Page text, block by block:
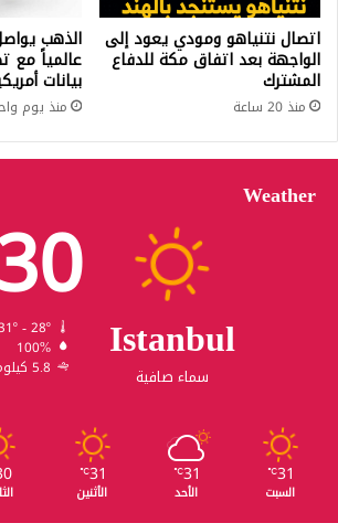
اتصال نتنياهو ومودي يعود إلى
الواجهة بعد اتفاق مكة للدفاع
المشترك
منذ 20 ساعة
الذهب
عالمياً مع
بيانات
منذ يوم
Weather
Istanbul
سماء صافية
31º - 28º
100%
5.8 كيلومتر/ساعة
31
℃
السبت
31
℃
الأحد
31
℃
الأثنين